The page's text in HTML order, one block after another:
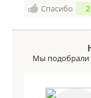
Спасибо 2
Мы подобрали